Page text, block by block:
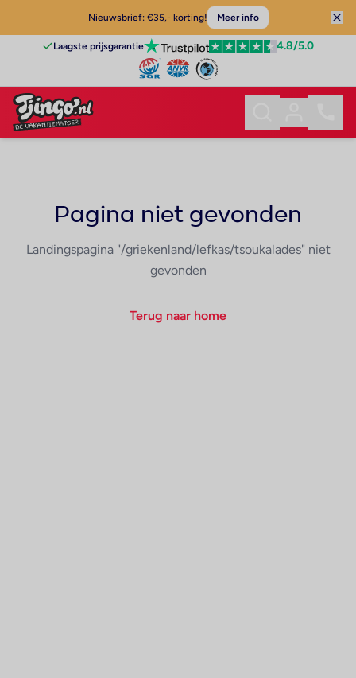
Nieuwsbrief: €35,- korting! Meer info
Laagste prijsgarantie 4.8/5.0
Pagina niet gevonden
Landingspagina "/griekenland/lefkas/tsoukalades" niet
gevonden
Terug naar home